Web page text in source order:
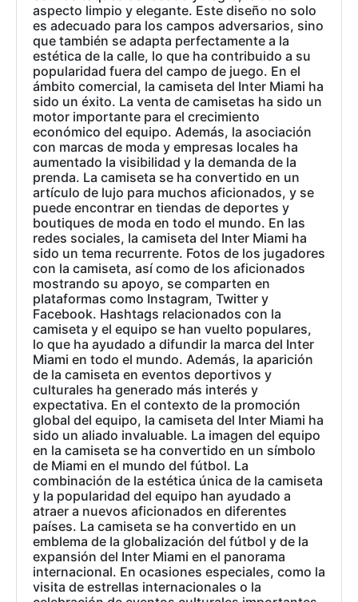
aspecto limpio y elegante. Este diseño no solo
es adecuado para los campos adversarios, sino
que también se adapta perfectamente a la
estética de la calle, lo que ha contribuido a su
popularidad fuera del campo de juego. En el
ámbito comercial, la camiseta del Inter Miami ha
sido un éxito. La venta de camisetas ha sido un
motor importante para el crecimiento
económico del equipo. Además, la asociación
con marcas de moda y empresas locales ha
aumentado la visibilidad y la demanda de la
prenda. La camiseta se ha convertido en un
artículo de lujo para muchos aficionados, y se
puede encontrar en tiendas de deportes y
boutiques de moda en todo el mundo. En las
redes sociales, la camiseta del Inter Miami ha
sido un tema recurrente. Fotos de los jugadores
con la camiseta, así como de los aficionados
mostrando su apoyo, se comparten en
plataformas como Instagram, Twitter y
Facebook. Hashtags relacionados con la
camiseta y el equipo se han vuelto populares,
lo que ha ayudado a difundir la marca del Inter
Miami en todo el mundo. Además, la aparición
de la camiseta en eventos deportivos y
culturales ha generado más interés y
expectativa. En el contexto de la promoción
global del equipo, la camiseta del Inter Miami ha
sido un aliado invaluable. La imagen del equipo
en la camiseta se ha convertido en un símbolo
de Miami en el mundo del fútbol. La
combinación de la estética única de la camiseta
y la popularidad del equipo han ayudado a
atraer a nuevos aficionados en diferentes
países. La camiseta se ha convertido en un
emblema de la globalización del fútbol y de la
expansión del Inter Miami en el panorama
internacional. En ocasiones especiales, como la
visita de estrellas internacionales o la